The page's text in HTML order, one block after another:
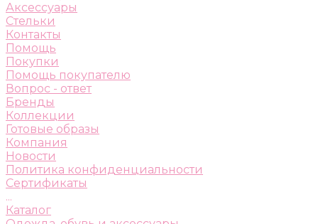
Аксессуары
Стельки
Контакты
Помощь
Покупки
Помощь покупателю
Вопрос - ответ
Бренды
Коллекции
Готовые образы
Компания
Новости
Политика конфиденциальности
Сертификаты
...
Каталог